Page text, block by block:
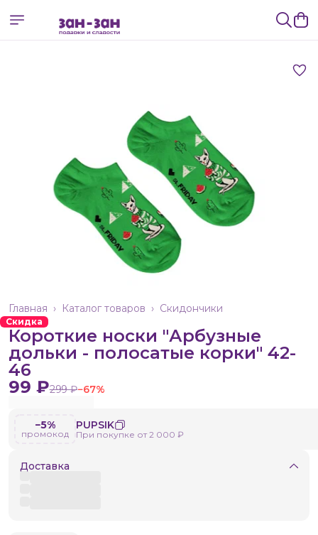
Скидончики
Каталог товаров ›
Главная ›
Скидка
Короткие носки "Арбузные
дольки - полосатые корки" 42-
46
99 ₽299 ₽−67%
−5%
промокод
PUPSIK
При покупке от 2 000 ₽
Доставка